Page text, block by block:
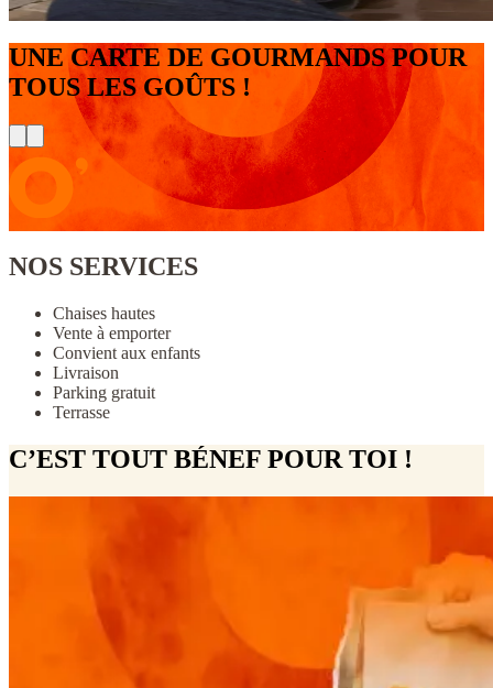
UNE CARTE DE GOURMANDS POUR
TOUS LES GOÛTS !
NOS SERVICES
Chaises hautes
Vente à emporter
Convient aux enfants
Livraison
Parking gratuit
Terrasse
C’EST TOUT BÉNEF POUR TOI !